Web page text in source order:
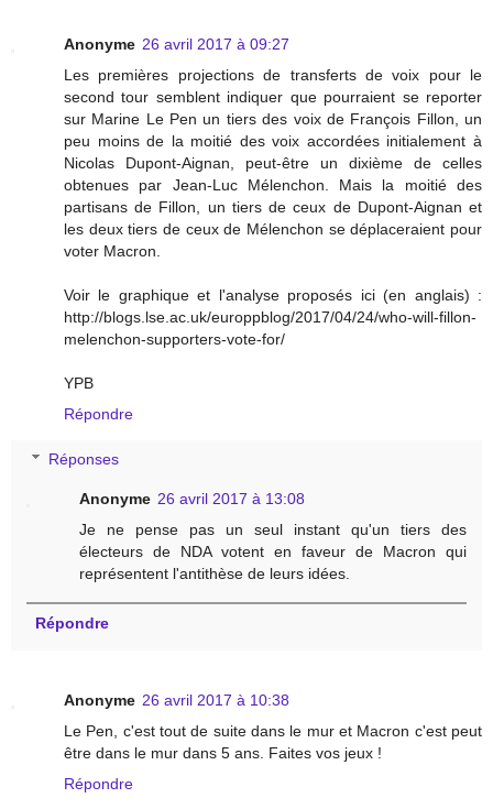
Anonyme 26 avril 2017 à 09:27
Les premières projections de transferts de voix pour le
second tour semblent indiquer que pourraient se reporter
sur Marine Le Pen un tiers des voix de François Fillon, un
peu moins de la moitié des voix accordées initialement à
Nicolas Dupont-Aignan, peut-être un dixième de celles
obtenues par Jean-Luc Mélenchon. Mais la moitié des
partisans de Fillon, un tiers de ceux de Dupont-Aignan et
les deux tiers de ceux de Mélenchon se déplaceraient pour
voter Macron.
Voir le graphique et l'analyse proposés ici (en anglais) :
http://blogs.lse.ac.uk/europpblog/2017/04/24/who-will-fillon-
melenchon-supporters-vote-for/
YPB
Répondre
Réponses
Anonyme 26 avril 2017 à 13:08
Je ne pense pas un seul instant qu'un tiers des
électeurs de NDA votent en faveur de Macron qui
représentent l'antithèse de leurs idées.
Répondre
Anonyme 26 avril 2017 à 10:38
Le Pen, c'est tout de suite dans le mur et Macron c'est peut
être dans le mur dans 5 ans. Faites vos jeux !
Répondre